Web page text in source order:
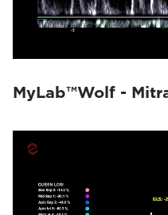
MyLab™Wolf -